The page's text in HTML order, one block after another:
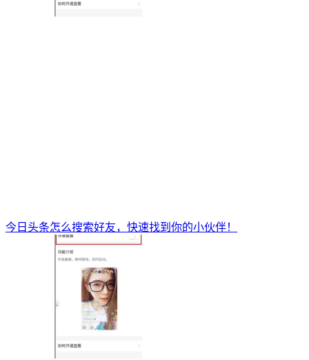
今日头条怎么搜索好友，快速找到你的小伙伴！